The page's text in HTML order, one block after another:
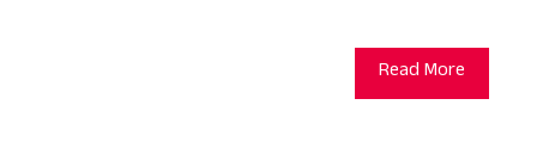
Read More